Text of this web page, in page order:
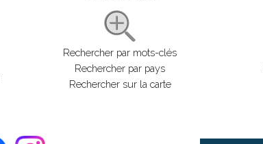
Rechercher par mots-clés
Rechercher par pays
Rechercher sur la carte